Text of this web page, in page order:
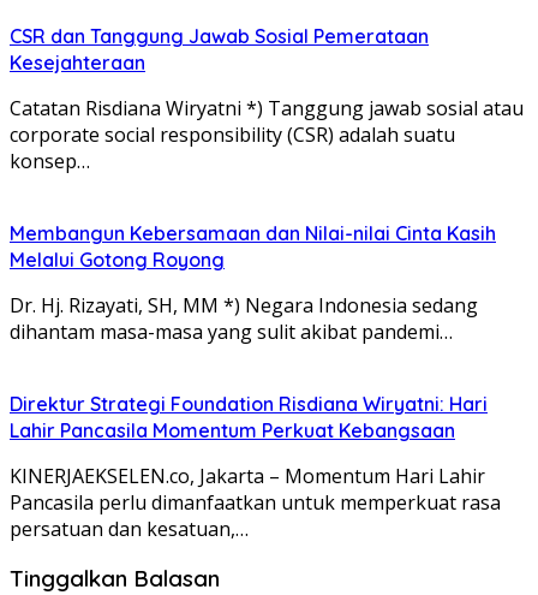
CSR dan Tanggung Jawab Sosial Pemerataan
Kesejahteraan
Catatan Risdiana Wiryatni *) Tanggung jawab sosial atau
corporate social responsibility (CSR) adalah suatu
konsep…
Membangun Kebersamaan dan Nilai-nilai Cinta Kasih
Melalui Gotong Royong
Dr. Hj. Rizayati, SH, MM *) Negara Indonesia sedang
dihantam masa-masa yang sulit akibat pandemi…
Direktur Strategi Foundation Risdiana Wiryatni: Hari
Lahir Pancasila Momentum Perkuat Kebangsaan
KINERJAEKSELEN.co, Jakarta – Momentum Hari Lahir
Pancasila perlu dimanfaatkan untuk memperkuat rasa
persatuan dan kesatuan,…
Tinggalkan Balasan